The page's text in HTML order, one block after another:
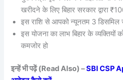
खरीदने के लिए बिहार सरकार द्वारा
इस राशि से आपको न्यूनतम 3 डिसमिल
इस योजना का लाभ बिहार के व्यक्तियों
कमजोर हो
इन्हें भी पढ़ें (Read Also) –SBI CSP